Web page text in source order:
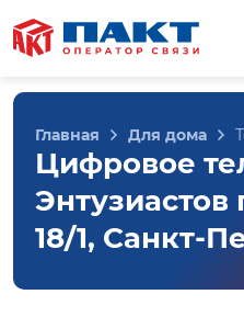
Главная Для дома
Цифровое
Энтузиастов
18/1, Санкт-